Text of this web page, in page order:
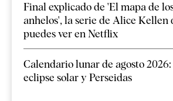
Final explicado de 'El mapa de
anhelos', la serie de Alice Kellen
puedes ver en Netflix
Calendario lunar de agosto 2026:
eclipse solar y Perseidas